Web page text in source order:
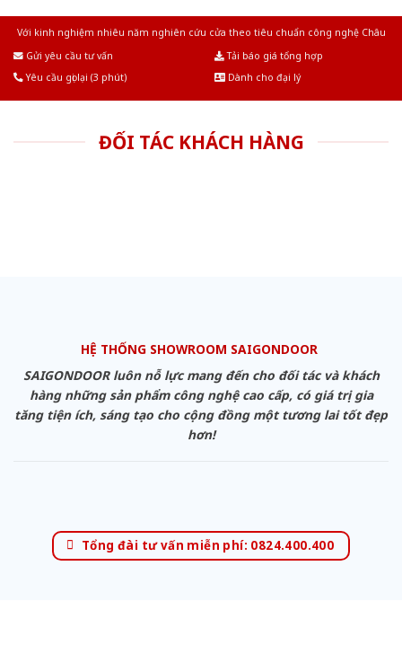
Với kinh nghiệm nhiêu năm nghiên cứu cửa theo tiêu chuẩn công nghệ Châu
Gửi yêu cầu tư vấn
Tải báo giá tổng hợp
Yêu cầu gọi lại (3 phút)
Dành cho đại lý
ĐỐI TÁC KHÁCH HÀNG
HỆ THỐNG SHOWROOM SAIGONDOOR
SAIGONDOOR luôn nỗ lực mang đến cho đối tác và khách
hàng những sản phẩm công nghệ cao cấp, có giá trị gia
tăng tiện ích, sáng tạo cho cộng đồng một tương lai tốt đẹp
hơn!
Tổng đài tư vấn miễn phí: 0824.400.400